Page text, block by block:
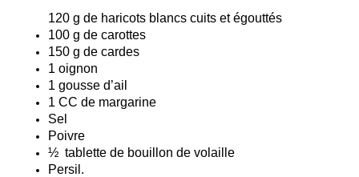
120 g de haricots blancs cuits et égouttés
100 g de carottes
150 g de cardes
1 oignon
1 gousse d’ail
1 CC de margarine
Sel
Poivre
½ tablette de bouillon de volaille
Persil.